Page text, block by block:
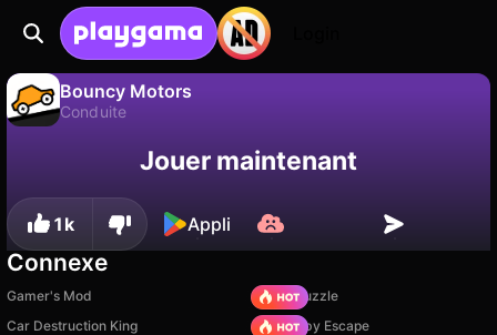
Bouncy Motors
Conduite
progression !
Non Enregistrer
Jouer maintenant
1k Appli
Connexe
Gamer's Mod
Arrow Puzzle
Car Destruction King
Your Obby Escape